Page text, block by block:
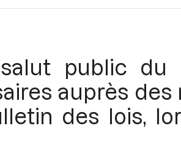
public
auprès
des lois,